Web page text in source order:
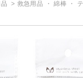
救急用品 ・ 綿棒 ・